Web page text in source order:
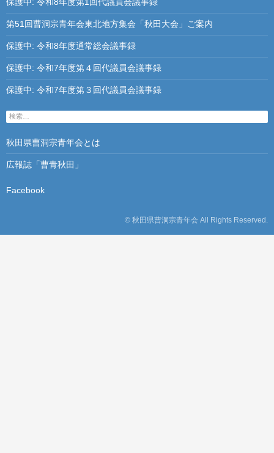
第51回曹洞宗青年会東北地方集会「秋田大会」ご案内
保護中: 令和8年度通常総会議事録
保護中: 令和7年度第４回代議員会議事録
保護中: 令和7年度第３回代議員会議事録
検
:秋田県曹洞宗青年会とは
広報誌「曹青秋田」
Facebook
© 秋田県曹洞宗青年会 All Rights Reserved.